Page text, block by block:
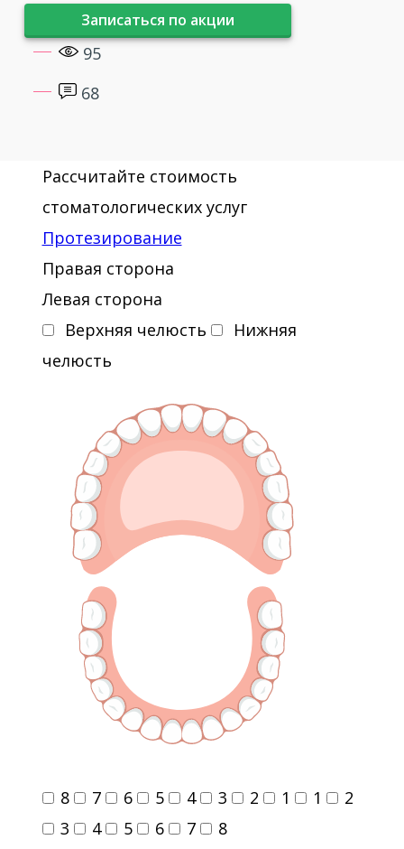
Записаться по акции
95
68
Рассчитайте стоимость
стоматологических услуг
Протезирование
Правая сторона
Левая сторона
Верхняя челюсть
Нижняя
челюсть
8 7 6 5 4 3 2 1 1
2
3
4 5 6 7
8